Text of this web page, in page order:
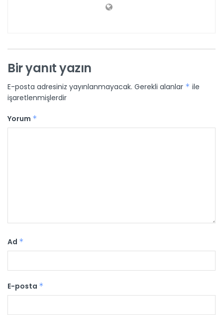
Bir yanıt yazın
E-posta adresiniz yayınlanmayacak. Gerekli alanlar * ile
işaretlenmişlerdir
Yorum *
Ad *
E-posta *